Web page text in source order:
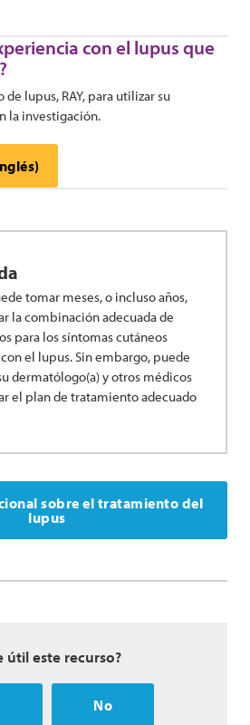
con el lupus que
lupus, RAY, para utilizar su
la investigación.
tomar meses, o incluso años,
la combinación adecuada de
para los síntomas cutáneos
el lupus. Sin embargo, puede
dermatólogo(a) y otros médicos
el plan de tratamiento adecuado
sobre el tratamiento del
lupus
útil este recurso?
No